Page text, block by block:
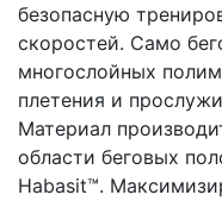
безопасную
скоростей. Само
многослойных
плетения и
Материал
области беговых
Habasit™.